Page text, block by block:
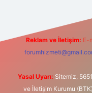
Reklam ve İletişim: E-
Yasal Uyarı: Sitemiz,
ve İletişim Kurumu